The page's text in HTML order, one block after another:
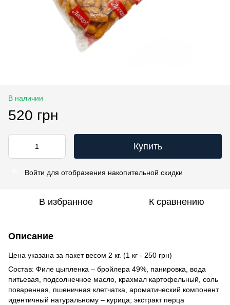
В наличии
520 грн
Купить
Войти для отображения накопительной скидки
В избранное К сравнению
Описание
Цена указана за пакет весом 2 кг. (1 кг - 250 грн)
Состав: Филе цыпленка – бройлера 49%, панировка, вода
питьевая, подсолнечное масло, крахмал картофельный, соль
поваренная, пшеничная клетчатка, ароматический компонент
идентичный натуральному – курица; экстракт перца